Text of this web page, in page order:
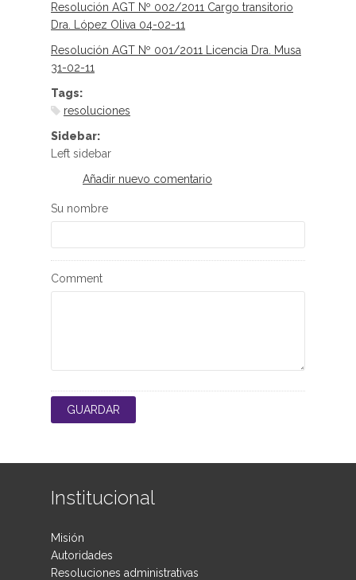
Resolución AGT Nº 002/2011 Cargo transitorio
Dra. López Oliva 04-02-11
Resolución AGT Nº 001/2011 Licencia Dra. Musa
31-02-11
Tags:
resoluciones
Sidebar:
Left sidebar
Añadir nuevo comentario
Su nombre
Comment
Institucional
Misión
Autoridades
Resoluciones administrativas